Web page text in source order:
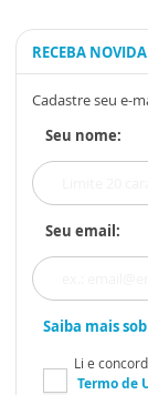
RECEBA
Cadastre seu e-
Seu nome:
Seu email:
Saiba mais
Li e
Termo de